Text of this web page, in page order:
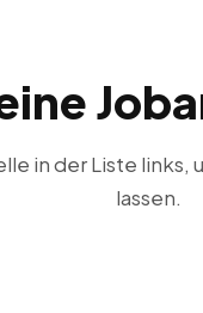
in der Liste links,
lassen.